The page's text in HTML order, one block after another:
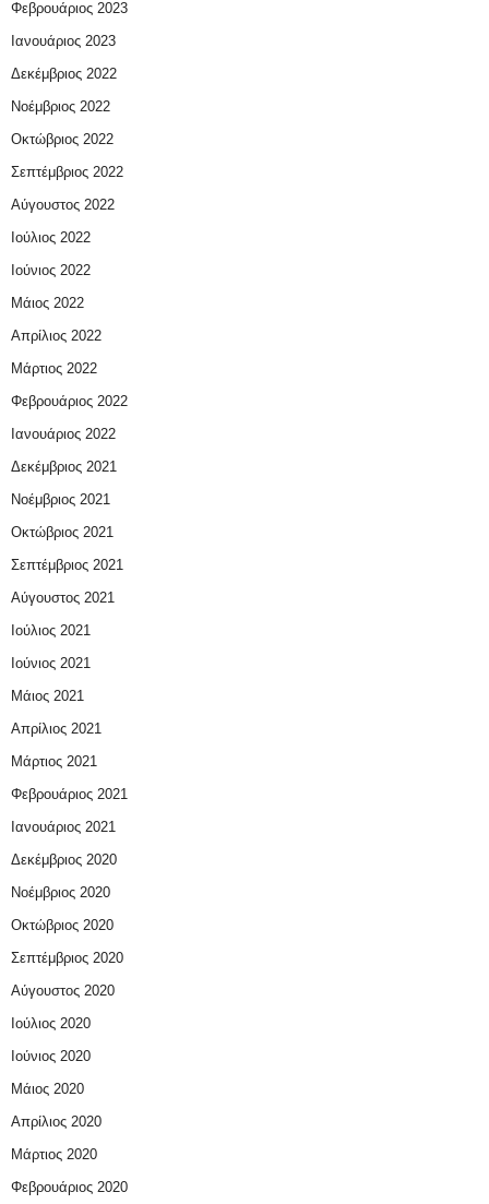
Φεβρουάριος 2023
Ιανουάριος 2023
Δεκέμβριος 2022
Νοέμβριος 2022
Οκτώβριος 2022
Σεπτέμβριος 2022
Αύγουστος 2022
Ιούλιος 2022
Ιούνιος 2022
Μάιος 2022
Απρίλιος 2022
Μάρτιος 2022
Φεβρουάριος 2022
Ιανουάριος 2022
Δεκέμβριος 2021
Νοέμβριος 2021
Οκτώβριος 2021
Σεπτέμβριος 2021
Αύγουστος 2021
Ιούλιος 2021
Ιούνιος 2021
Μάιος 2021
Απρίλιος 2021
Μάρτιος 2021
Φεβρουάριος 2021
Ιανουάριος 2021
Δεκέμβριος 2020
Νοέμβριος 2020
Οκτώβριος 2020
Σεπτέμβριος 2020
Αύγουστος 2020
Ιούλιος 2020
Ιούνιος 2020
Μάιος 2020
Απρίλιος 2020
Μάρτιος 2020
Φεβρουάριος 2020